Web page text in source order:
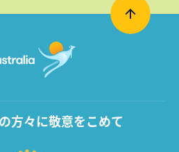
方々に敬意をこめて